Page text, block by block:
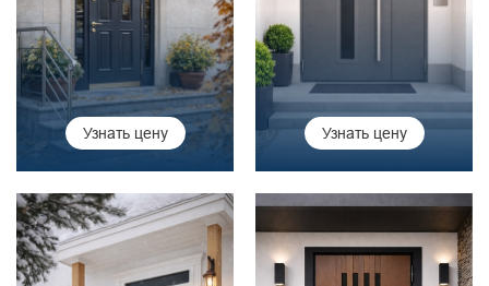
Узнать цену Узнать цену